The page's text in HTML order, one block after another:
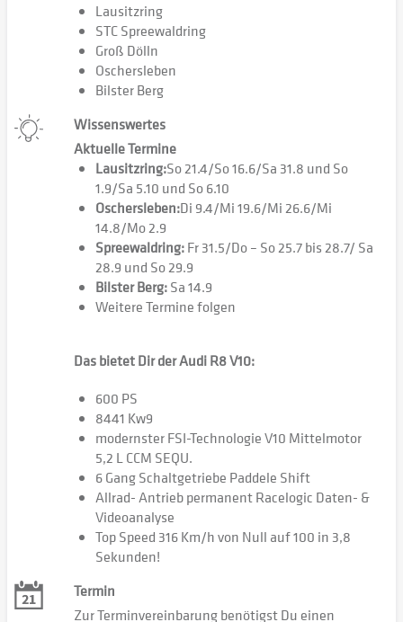
Lausitzring
STC Spreewaldring
Groß Dölln
Oschersleben
Bilster Berg
Wissenswertes
Aktuelle Termine
Lausitzring:So 21.4/So 16.6/Sa 31.8 und So
1.9/Sa 5.10 und So 6.10
Oschersleben:Di 9.4/Mi 19.6/Mi 26.6/Mi
14.8/Mo 2.9
Spreewaldring:Fr 31.5/Do – So 25.7 bis 28.7/ Sa
28.9 und So 29.9
Bilster Berg:Sa 14.9
Weitere Termine folgen
Das bietet Dir der Audi R8 V10:
600 PS
8441 Kw9
modernster FSI-Technologie V10 Mittelmotor
5,2 L CCM SEQU.
6 Gang Schaltgetriebe Paddele Shift
Allrad- Antrieb permanent Racelogic Daten- &
Videoanalyse
Top Speed 316 Km/h von Null auf 100 in 3,8
Sekunden!
Termin
Zur Terminvereinbarung benötigst Du einen